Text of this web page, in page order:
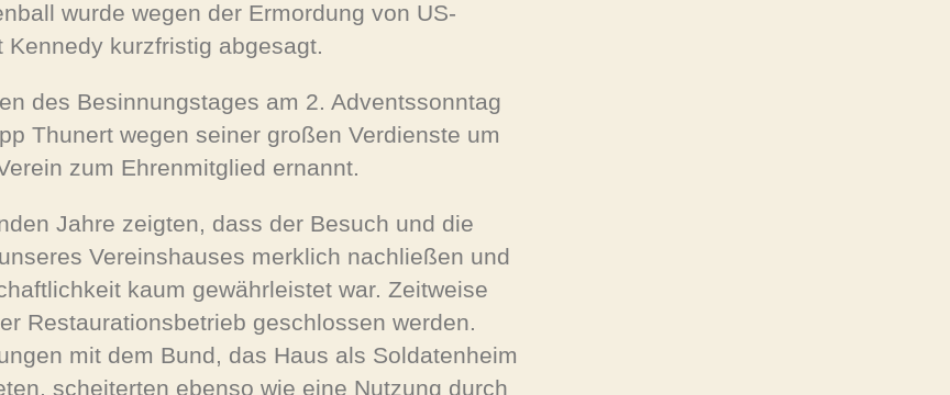
wurde wegen der Ermordung von US-
Kennedy kurzfristig abgesagt.
des Besinnungstages am 2. Adventssonntag
Thunert wegen seiner großen Verdienste um
zum Ehrenmitglied ernannt.
Jahre zeigten, dass der Besuch und die
Vereinshauses merklich nachließen und
kaum gewährleistet war. Zeitweise
Restaurationsbetrieb geschlossen werden.
mit dem Bund, das Haus als Soldatenheim
scheiterten ebenso wie eine Nutzung durch